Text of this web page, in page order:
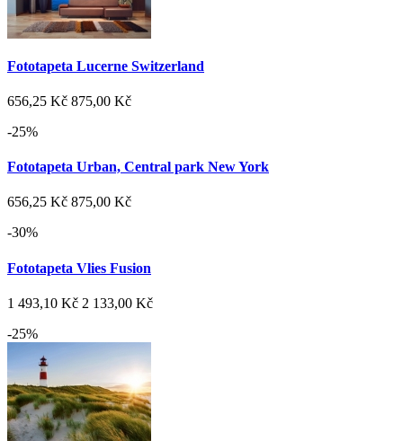
Fototapeta Lucerne Switzerland
656,25 Kč 875,00 Kč
-25%
Fototapeta Urban, Central park New York
656,25 Kč 875,00 Kč
-30%
Fototapeta Vlies Fusion
1 493,10 Kč 2 133,00 Kč
-25%